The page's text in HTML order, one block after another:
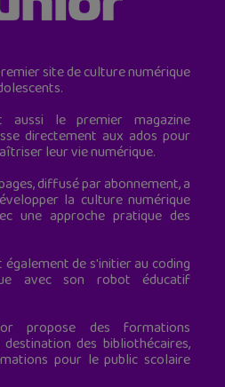
site de culture numérique
aussi le premier magazine
directement aux ados pour
leur vie numérique.
diffusé par abonnement, a
la culture numérique
une approche pratique des
de s'initier au coding
avec son robot éducatif
propose des formations
des bibliothécaires,
pour le public scolaire